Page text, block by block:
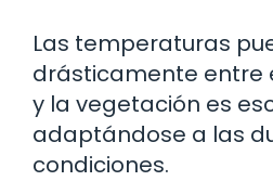
Las temperaturas
drásticamente entre
y la vegetación es
adaptándose a las
condiciones.